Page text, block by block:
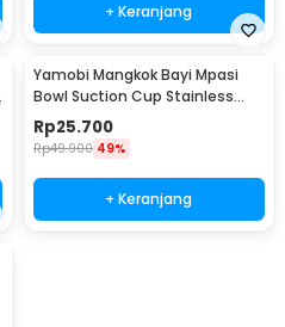
+ Keranjang
Yamobi Mangkok Bayi Mpasi
Bowl Suction Cup Stainless
Steel Silikon without Lid -
SGEE5
Rp25.700
Rp49.900 49%
+ Keranjang